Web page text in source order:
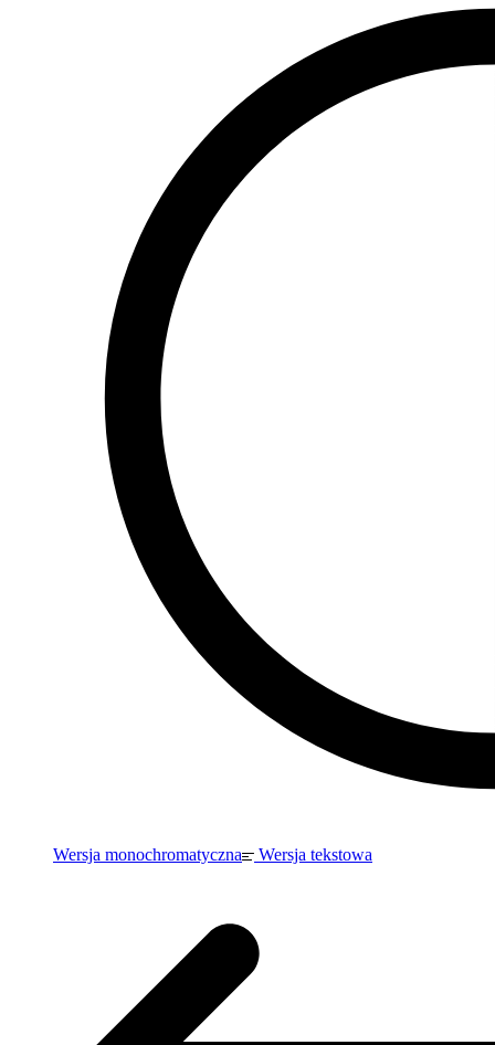
Wersja monochromatyczna Wersja tekstowa